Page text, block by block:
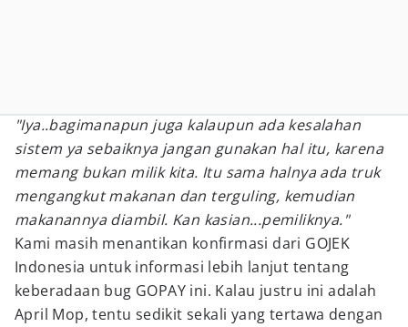
"Iya..bagimanapun juga kalaupun ada kesalahan
sistem ya sebaiknya jangan gunakan hal itu, karena
memang bukan milik kita. Itu sama halnya ada truk
mengangkut makanan dan terguling, kemudian
makanannya diambil. Kan kasian...pemiliknya."
Kami masih menantikan konfirmasi dari GOJEK
Indonesia untuk informasi lebih lanjut tentang
keberadaan bug GOPAY ini. Kalau justru ini adalah
April Mop, tentu sedikit sekali yang tertawa dengan